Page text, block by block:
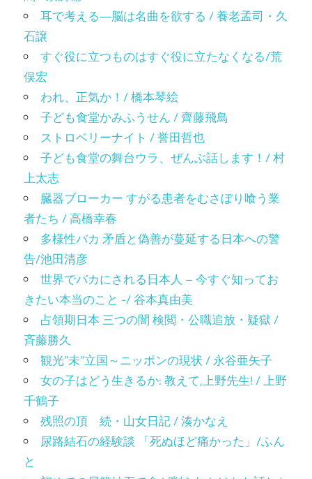
耳で考える―脳は名曲を欲する / 養老孟司・久
石譲
すぐ役に立つものはすぐ役に立たなくなる/荒
俣宏
われ、正気か！/ 橋本琴絵
子ども食堂かみふうせん / 齊藤飛鳥
ストロベリーナイト / 誉田哲也
子ども食堂の舞台ウラ、ぜんぶ話します！/ 村
上太志
臓器ブローカー すがる患者をむさぼり喰う業
者たち / 高橋幸春
多様性バカ 矛盾と偽善が蔓延する日本への警
告/池田清彦
世界でバカにされる日本人 – 今すぐ知ってお
きたい本当のこと -/ 谷本真由美
占領期日本 三つの闇 検閲・公職追放・疑獄 /
斉藤勝久
観光”未”立国～ニッポンの現状 / 永谷亜矢子
女の子はどう生きるか: 教えて,上野先生! / 上野
千鶴子
残照の頂 続・山女日記 / 湊かなえ
尿路結石の経験談 「死ぬほど痛かった」/ふん
と